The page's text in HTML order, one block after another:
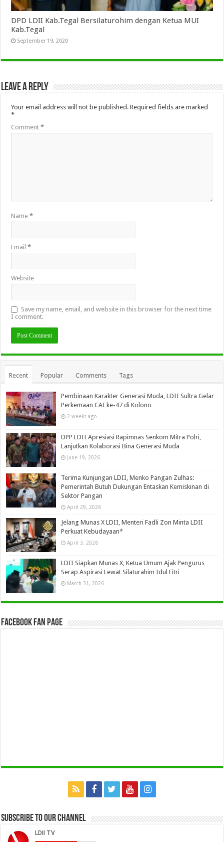
DPD LDII Kab.Tegal Bersilaturohim dengan Ketua MUI
Kab.Tegal
September 19, 2020
Leave a Reply
Your email address will not be published. Required fields are marked
*
Comment*
Name*
Email*
Website
Save my name, email, and website in this browser for the next time
I comment.
Recent Popular Comments Tags
Pembinaan Karakter Generasi Muda, LDII Sultra Gelar
Perkemaan CAI ke-47 di Kolono
2 weeks ago
DPP LDII Apresiasi Rapimnas Senkom Mitra Polri,
Lanjutkan Kolaborasi Bina Generasi Muda
June 19, 2026
Terima Kunjungan LDII, Menko Pangan Zulhas:
Pemerintah Butuh Dukungan Entaskan Kemiskinan di
Sektor Pangan
April 29, 2026
Jelang Munas X LDII, Menteri Fadli Zon Minta LDII
Perkuat Kebudayaan*
April 3, 2026
LDII Siapkan Munas X, Ketua Umum Ajak Pengurus
Serap Aspirasi Lewat Silaturahim Idul Fitri
March 31, 2026
Facebook Fan Page
Subscribe to our Channel